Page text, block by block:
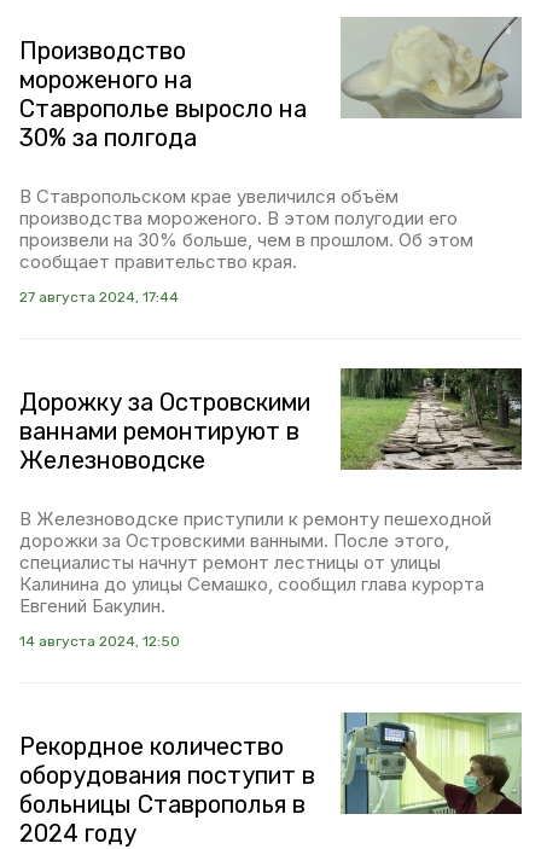
Производство
мороженого на
Ставрополье выросло на
30% за полгода
В Ставропольском крае увеличился объём
производства мороженого. В этом полугодии его
произвели на 30% больше, чем в прошлом. Об этом
сообщает правительство края.
27 августа 2024, 17:44
Дорожку за Островскими
ваннами ремонтируют в
Железноводске
В Железноводске приступили к ремонту пешеходной
дорожки за Островскими ванными. После этого,
специалисты начнут ремонт лестницы от улицы
Калинина до улицы Семашко, сообщил глава курорта
Евгений Бакулин.
14 августа 2024, 12:50
Рекордное количество
оборудования поступит в
больницы Ставрополья в
2024 году